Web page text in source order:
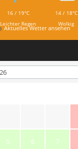
16 / 19°C
Leichter Regen
14 / 18°C
Wolkig
Aktuelles Wetter ansehen
5 6 7